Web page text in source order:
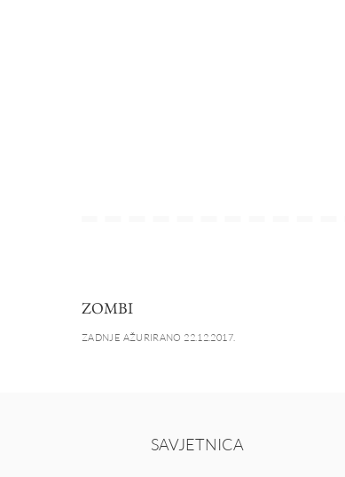
ZOMBI
ZADNJE AŽURIRANO 22.12.2017.
SAVJETNICA